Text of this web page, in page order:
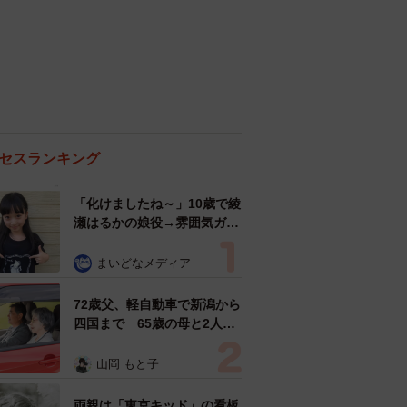
スランキング
「化けましたね～」10歳で綾
瀬はるかの娘役→雰囲気ガラ
雰囲気が」「宝塚に入れそ
まいどなメディア
72歳父、軽自動車で新潟から
四国まで 65歳の母と2人で
憩まで分刻み… 「大学生で
山岡 もと子